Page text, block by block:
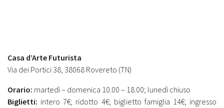
Casa d’Arte Futurista
Via dei Portici 38, 38068 Rovereto (TN)
Orario: martedì – domenica 10.00 – 18.00; lunedì chiuso
Biglietti: intero 7€; ridotto 4€; biglietto famiglia 14€; ingresso